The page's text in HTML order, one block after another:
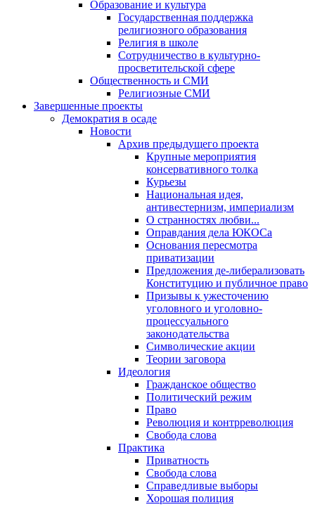
Образование и культура
Государственная поддержка
религиозного образования
Религия в школе
Сотрудничество в культурно-
просветительской сфере
Общественность и СМИ
Религиозные СМИ
Завершенные проекты
Демократия в осаде
Новости
Архив предыдущего проекта
Крупные мероприятия
консервативного толка
Курьезы
Национальная идея,
антивестернизм, империализм
О странностях любви...
Оправдания дела ЮКОСа
Основания пересмотра
приватизации
Предложения де-либерализовать
Конституцию и публичное право
Призывы к ужесточению
уголовного и уголовно-
процессуального
законодательства
Символические акции
Теории заговора
Идеология
Гражданское общество
Политический режим
Право
Революция и контрреволюция
Свобода слова
Практика
Приватность
Свобода слова
Справедливые выборы
Хорошая полиция